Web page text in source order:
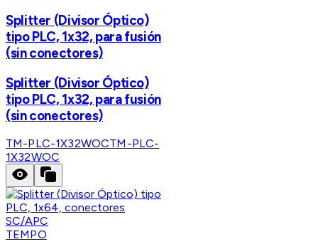
Splitter (Divisor Óptico)
tipo PLC, 1x32, para fusión
(sin conectores)
Splitter (Divisor Óptico)
tipo PLC, 1x32, para fusión
(sin conectores)
TM-PLC-1X32WOCTM-PLC-
1X32WOC
TEMPO